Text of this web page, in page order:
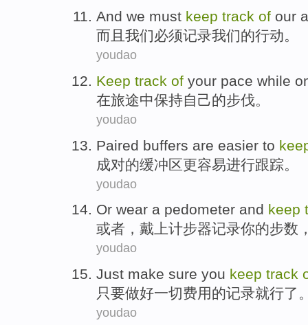
And we must keep track of our
而且 我们必须记录我们的行动。
youdao
Keep track of your pace while
在旅途中保持自己的步伐。
youdao
Paired buffers are easier to
成对的缓冲区更容易进行跟踪。
youdao
Or wear a pedometer and keep
或者 ， 戴上计步器记录你的步数
youdao
Just make sure you keep track
只要做好一切费用的记录就行了
youdao